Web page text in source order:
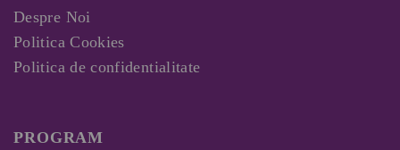
Despre Noi
Politica Cookies
Politica de confidentialitate
PROGRAM